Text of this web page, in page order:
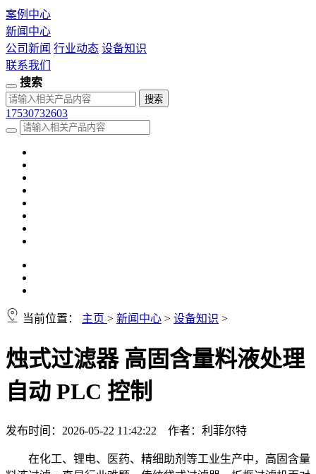
案例中心
新闻中心
公司新闻 行业动态 设备知识
联系我们
搜索
17530732603
当前位置： 主页 > 新闻中心 > 设备知识 >
烛式过滤器 高固含量料液处理
自动 PLC 控制
发布时间：2026-05-22 11:42:22 作者：利菲尔特
在化工、锂电、医药、精细助剂等工业生产中，高固含量